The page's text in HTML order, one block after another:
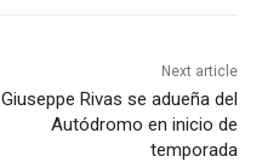
Next article
Giuseppe Rivas se adueña del
Autódromo en inicio de
temporada